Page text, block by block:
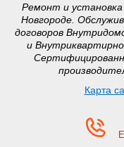
Ремонт и
Новгороде.
договоров
и
Карта